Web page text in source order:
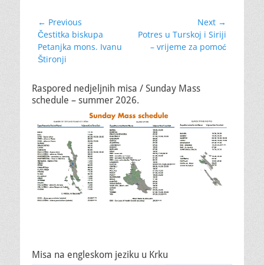
Navigacija
objava
← Previous
Previous
post:
Čestitka biskupa
Petanjka mons. Ivanu
Štironji
Next →
Next
post:
Potres u Turskoj i Siriji
– vrijeme za pomoć
Raspored nedjeljnih misa / Sunday Mass
schedule – summer 2026.
Misa na engleskom jeziku u Krku